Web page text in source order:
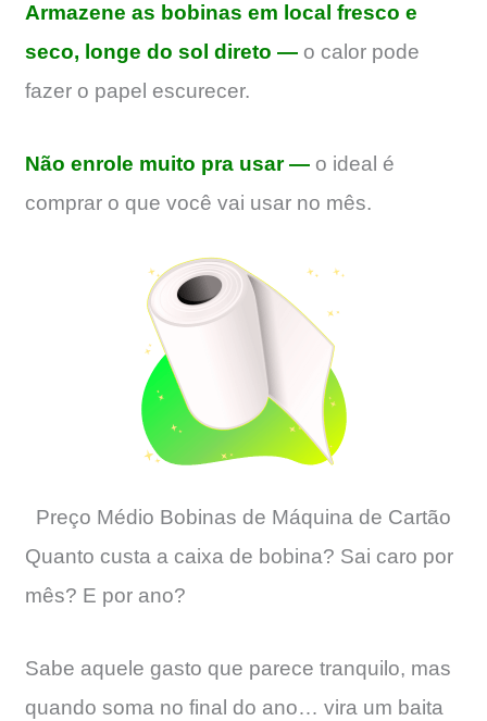
Armazene as bobinas em local fresco e
seco, longe do sol direto — o calor pode
fazer o papel escurecer.
Não enrole muito pra usar — o ideal é
comprar o que você vai usar no mês.
Preço Médio Bobinas de Máquina de Cartão
Quanto custa a caixa de bobina? Sai caro por
mês? E por ano?
Sabe aquele gasto que parece tranquilo, mas
quando soma no final do ano… vira um baita